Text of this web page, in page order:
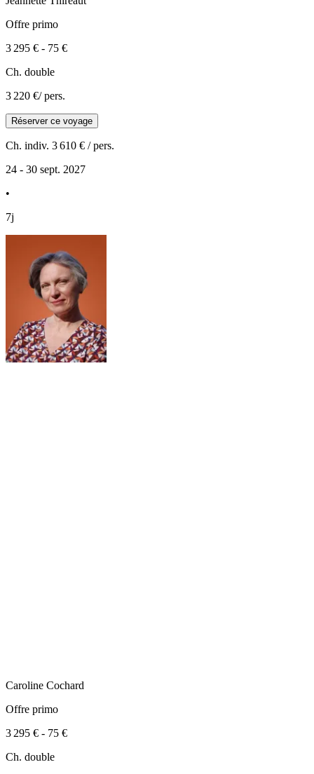
Offre primo
3 295 € - 75 €
Ch. double
3 220 €/ pers.
Réserver ce voyage
Ch. indiv. 3 610 € / pers.
24 - 30 sept. 2027
•
7j
Caroline Cochard
Offre primo
3 295 € - 75 €
Ch. double